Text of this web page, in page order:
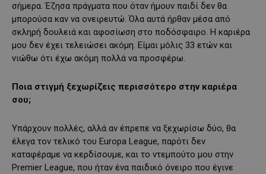
σήμερα. Έζησα πράγματα που όταν ήμουν παιδί δεν θα
μπορούσα καν να ονειρευτώ. Όλα αυτά ήρθαν μέσα από
σκληρή δουλειά και αφοσίωση στο ποδόσφαιρο. Η καριέρα
μου δεν έχει τελειώσει ακόμη. Είμαι μόλις 33 ετών και
νιώθω ότι έχω ακόμη πολλά να προσφέρω.
Ποια στιγμή ξεχωρίζεις περισσότερο στην καριέρα
σου;
Υπάρχουν πολλές, αλλά αν έπρεπε να ξεχωρίσω δύο, θα
έλεγα τον τελικό του Europa League, παρότι δεν
καταφέραμε να κερδίσουμε, και το ντεμπούτο μου στην
Premier League, που ήταν ένα παιδικό όνειρο που έγινε